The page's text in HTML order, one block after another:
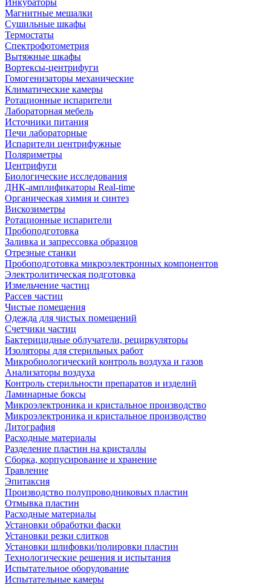
Инкубаторы
Магнитные мешалки
Сушильные шкафы
Термостаты
Спектрофотометрия
Вытяжные шкафы
Вортексы-центрифуги
Гомогенизаторы механические
Климатические камеры
Ротационные испарители
Лабораторная мебель
Источники питания
Печи лабораторные
Испарители центрифужные
Поляриметры
Центрифуги
Биологические исследования
ДНК-амплификаторы Real-time
Органическая химия и синтез
Вискозиметры
Ротационные испарители
Пробоподготовка
Заливка и запрессовка образцов
Отрезные станки
Пробоподготовка микроэлектронных компонентов
Электролитическая подготовка
Измельчение частиц
Рассев частиц
Чистые помещения
Одежда для чистых помещений
Счетчики частиц
Бактерицидные облучатели, рециркуляторы
Изоляторы для стерильных работ
Микробиологический контроль воздуха и газов
Анализаторы воздуха
Контроль стерильности препаратов и изделий
Ламинарные боксы
Микроэлектроника и кристальное производство
Микроэлектроника и кристальное производство
Литография
Расходные материалы
Разделение пластин на кристаллы
Сборка, корпусирование и хранение
Травление
Эпитаксия
Производство полупроводниковых пластин
Отмывка пластин
Расходные материалы
Установки обработки фаски
Установки резки слитков
Установки шлифовки/полировки пластин
Технологические решения и испытания
Испытательное оборудование
Испытательные камеры